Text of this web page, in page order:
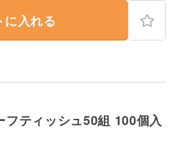
に入れる
フティッシュ50組 100個入